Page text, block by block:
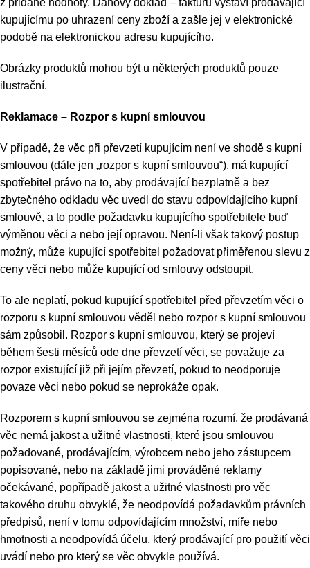
kupujícímu po uhrazení ceny zboží a zašle jej v elektronické
podobě na elektronickou adresu kupujícího.
Obrázky produktů mohou být u některých produktů pouze
ilustrační.
Reklamace – Rozpor s kupní smlouvou
V případě, že věc při převzetí kupujícím není ve shodě s kupní
smlouvou (dále jen „rozpor s kupní smlouvou“), má kupující
spotřebitel právo na to, aby prodávající bezplatně a bez
zbytečného odkladu věc uvedl do stavu odpovídajícího kupní
smlouvě, a to podle požadavku kupujícího spotřebitele buď
výměnou věci a nebo její opravou. Není-li však takový postup
možný, může kupující spotřebitel požadovat přiměřenou slevu z
ceny věci nebo může kupující od smlouvy odstoupit.
To ale neplatí, pokud kupující spotřebitel před převzetím věci o
rozporu s kupní smlouvou věděl nebo rozpor s kupní smlouvou
sám způsobil. Rozpor s kupní smlouvou, který se projeví
během šesti měsíců ode dne převzetí věci, se považuje za
rozpor existující již při jejím převzetí, pokud to neodporuje
povaze věci nebo pokud se neprokáže opak.
Rozporem s kupní smlouvou se zejména rozumí, že prodávaná
věc nemá jakost a užitné vlastnosti, které jsou smlouvou
požadované, prodávajícím, výrobcem nebo jeho zástupcem
popisované, nebo na základě jimi prováděné reklamy
očekávané, popřípadě jakost a užitné vlastnosti pro věc
takového druhu obvyklé, že neodpovídá požadavkům právních
předpisů, není v tomu odpovídajícím množství, míře nebo
hmotnosti a neodpovídá účelu, který prodávající pro použití věci
uvádí nebo pro který se věc obvykle používá.